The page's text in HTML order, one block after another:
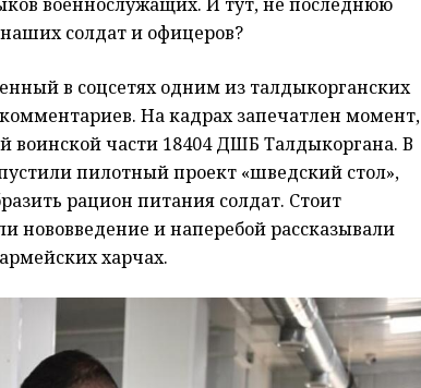
солдат и офицеров?
в соцсетях одним из талдыкорганских
На кадрах запечатлен момент,
воинской части 18404 ДШБ Талдыкоргана. В
пилотный проект «шведский стол»,
рацион питания солдат. Стоит
нововведение и наперебой рассказывали
харчах.